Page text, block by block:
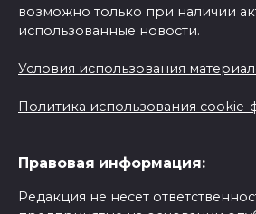
возможно только при наличии
использованные новости.
Условия использования
Политика использования cookie-
Правовая информация:
Редакция не несет